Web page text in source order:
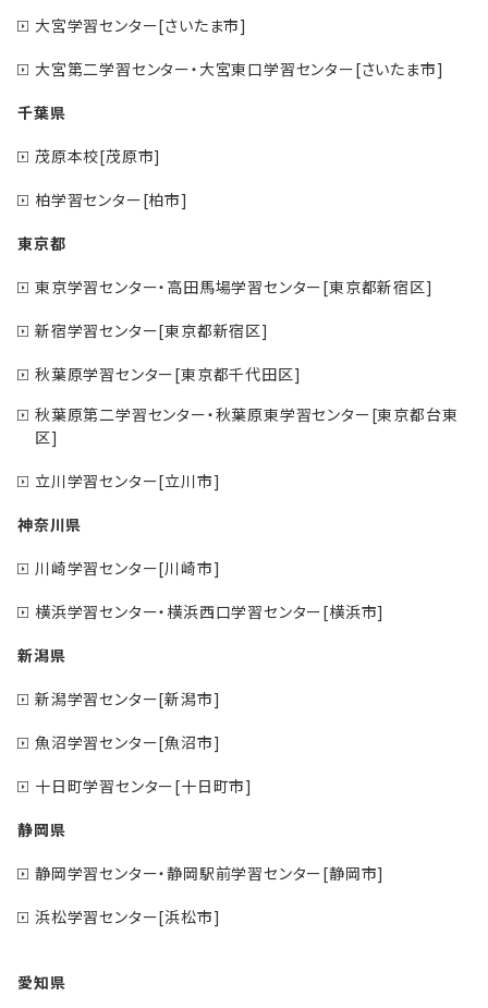
大宮学習センター[さいたま市]
大宮第二学習センター・大宮東口学習センター[さいたま市]
千葉県
茂原本校[茂原市]
柏学習センター[柏市]
東京都
東京学習センター・高田馬場学習センター[東京都新宿区]
新宿学習センター[東京都新宿区]
秋葉原学習センター[東京都千代田区]
秋葉原第二学習センター・秋葉原東学習センター[東京都台東
区]
立川学習センター[立川市]
神奈川県
川崎学習センター[川崎市]
横浜学習センター・横浜西口学習センター[横浜市]
新潟県
新潟学習センター[新潟市]
魚沼学習センター[魚沼市]
十日町学習センター[十日町市]
静岡県
静岡学習センター・静岡駅前学習センター[静岡市]
浜松学習センター[浜松市]
愛知県